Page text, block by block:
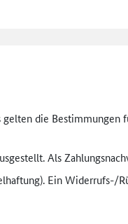
gelten die Bestimmungen
Als
Ein Widerrufs-/